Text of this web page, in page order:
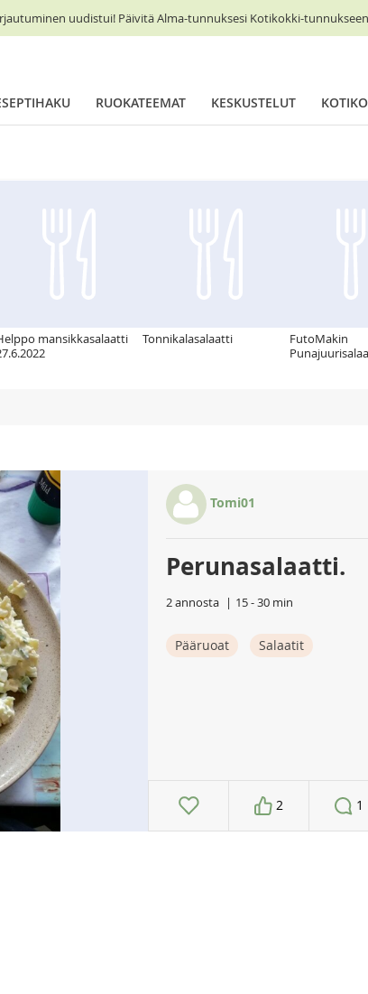
uudistui! Päivitä Alma-tunnuksesi Kotikokki-
RUOKATEEMAT KESKUSTELUT
mansikkasalaatti
Tonnikalasalaatti
FutoMakin
Tomi01
Perunasalaatti.
2 annosta 15 - 30 min
Pääruoat Salaatit
2 1